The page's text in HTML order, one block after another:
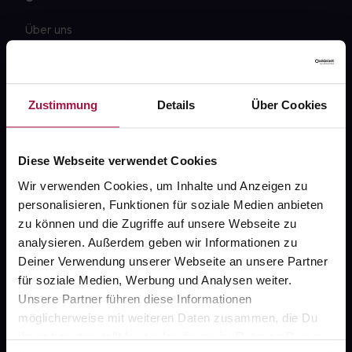
Zustimmung Details Über Cookies
Diese Webseite verwendet Cookies
Wir verwenden Cookies, um Inhalte und Anzeigen zu
personalisieren, Funktionen für soziale Medien anbieten
zu können und die Zugriffe auf unsere Webseite zu
analysieren. Außerdem geben wir Informationen zu
Deiner Verwendung unserer Webseite an unsere Partner
für soziale Medien, Werbung und Analysen weiter.
Unsere Partner führen diese Informationen
möglicherweise mit weiteren Daten zusammen, die Du
ihnen bereitgestellt hast oder die sie im Rahmen Deiner
Über uns
Newsletter
Sanitätshäuser
AGB
Impressum